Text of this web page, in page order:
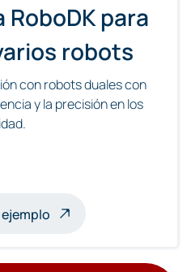
RoboDK para
robots
con robots duales con
y la precisión en los
de la inspección multirobot